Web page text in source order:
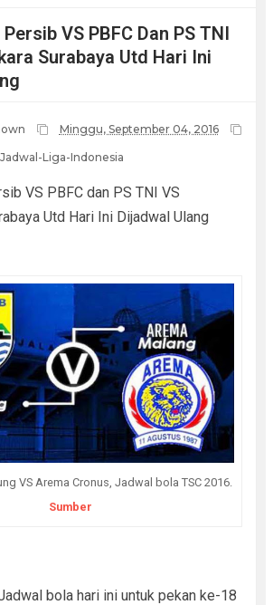
VS PBFC Dan PS TNI
Surabaya Utd Hari Ini
Minggu, September 04, 2016
Jadwal-Liga-Indonesia
VS PBFC dan PS TNI VS
Utd Hari Ini Dijadwal Ulang
VS Arema Cronus, Jadwal bola TSC 2016.
Sumber
bola hari ini untuk pekan ke-18